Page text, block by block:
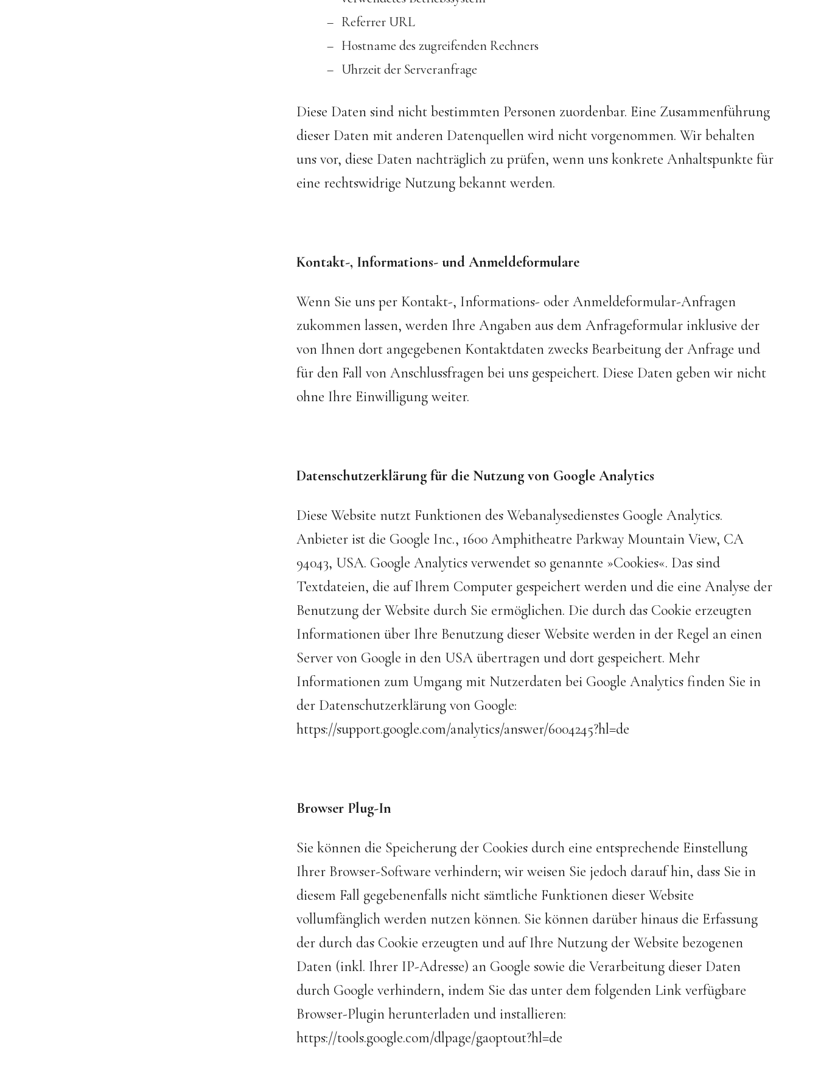
Referrer URL
Hostname des zugreifenden Rechners
Uhrzeit der Serveranfrage
Diese Daten sind nicht bestimmten Personen zuordenbar. Eine Zusammenführung
dieser Daten mit anderen Datenquellen wird nicht vorgenommen. Wir behalten
uns vor, diese Daten nachträglich zu prüfen, wenn uns konkrete Anhaltspunkte für
eine rechtswidrige Nutzung bekannt werden.
Kontakt-, Informations- und Anmeldeformulare
Wenn Sie uns per Kontakt-, Informations- oder Anmeldeformular-Anfragen
zukommen lassen, werden Ihre Angaben aus dem Anfrageformular inklusive der
von Ihnen dort angegebenen Kontaktdaten zwecks Bearbeitung der Anfrage und
für den Fall von Anschlussfragen bei uns gespeichert. Diese Daten geben wir nicht
ohne Ihre Einwilligung weiter.
Datenschutzerklärung für die Nutzung von Google Analytics
Diese Website nutzt Funktionen des Webanalysedienstes Google Analytics.
Anbieter ist die Google Inc., 1600 Amphitheatre Parkway Mountain View, CA
94043, USA. Google Analytics verwendet so genannte »Cookies«. Das sind
Textdateien, die auf Ihrem Computer gespeichert werden und die eine Analyse der
Benutzung der Website durch Sie ermöglichen. Die durch das Cookie erzeugten
Informationen über Ihre Benutzung dieser Website werden in der Regel an einen
Server von Google in den USA übertragen und dort gespeichert. Mehr
Informationen zum Umgang mit Nutzerdaten bei Google Analytics finden Sie in
der Datenschutzerklärung von Google:
https://support.google.com/analytics/answer/6004245?hl=de
Browser Plug-In
Sie können die Speicherung der Cookies durch eine entsprechende Einstellung
Ihrer Browser-Software verhindern; wir weisen Sie jedoch darauf hin, dass Sie in
diesem Fall gegebenenfalls nicht sämtliche Funktionen dieser Website
vollumfänglich werden nutzen können. Sie können darüber hinaus die Erfassung
der durch das Cookie erzeugten und auf Ihre Nutzung der Website bezogenen
Daten (inkl. Ihrer IP-Adresse) an Google sowie die Verarbeitung dieser Daten
durch Google verhindern, indem Sie das unter dem folgenden Link verfügbare
Browser-Plugin herunterladen und installieren:
https://tools.google.com/dlpage/gaoptout?hl=de